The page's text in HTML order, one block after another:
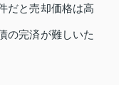
だと売却価格は高
の完済が難しいた